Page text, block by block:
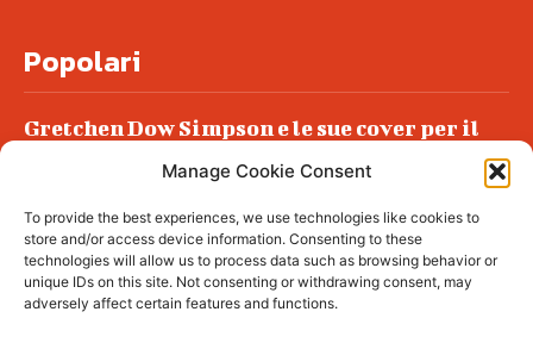
Manage Cookie Consent
To provide the best experiences, we use technologies like cookies to
store and/or access device information. Consenting to these
technologies will allow us to process data such as browsing behavior or
unique IDs on this site. Not consenting or withdrawing consent, may
adversely affect certain features and functions.
Popolari
Gretchen Dow Simpson e le sue cover per il
Podlech, il Cile lo ha condannato
all’ergastolo
Era ubriaca…